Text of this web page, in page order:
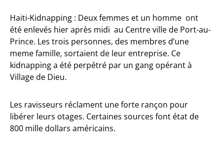
Haiti-Kidnapping : Deux femmes et un homme ont
été enlevés hier après midi au Centre ville de Port-au-
Prince. Les trois personnes, des membres d’une
meme famille, sortaient de leur entreprise. Ce
kidnapping a été perpétré par un gang opérant à
Village de Dieu.
Les ravisseurs réclament une forte rançon pour
libérer leurs otages. Certaines sources font état de
800 mille dollars américains.